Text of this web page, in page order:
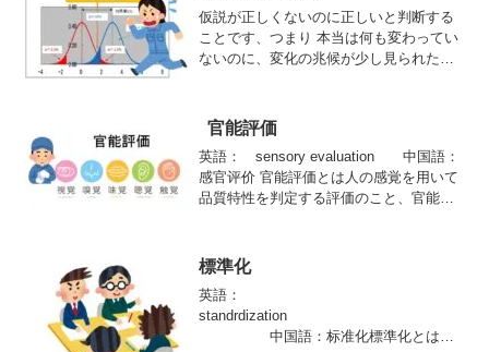
仮説が正しくないのに正しいと判断する
ことです、つまり 本当は何も変わってい
ないのに、変化の兆候が少し見られただ
官能評価
英語： sensory evaluation 中国語：
感官评价 官能評価とは人の感覚を用いて
品質特性を判定する評価のこと、官能検
8144）官能試験（ sensory inspection）
品規格の検査における合否の判定に相当
するもので，人間の感覚を測定器のセン
サーとして製品の品質を測定する行為で
標準化
英語：
standrdization
中国語：标准化標準化とは実